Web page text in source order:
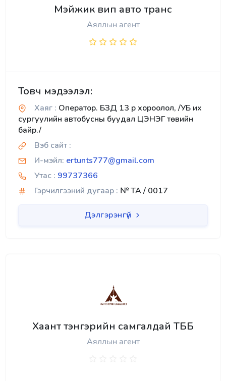
Мэйжик вип авто транс
Аяллын агент
Товч мэдээлэл:
Хаяг : Оператор. БЗД 13 р хороолол, /УБ их
сургуулийн автобусны буудал ЦЭНЭГ төвийн
байр./
Вэб сайт :
И-мэйл: ertunts777@gmail.com
Утас : 99737366
Гэрчилгээний дугаар : № TA / 0017
Дэлгэрэнгүй
Хаант тэнгэрийн самгалдай ТББ
Аяллын агент